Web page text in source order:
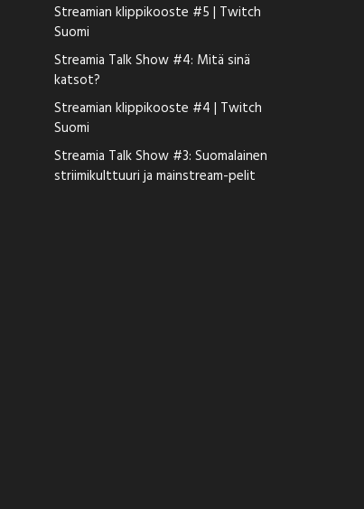
Streamian klippikooste #5 | Twitch
Suomi
Streamia Talk Show #4: Mitä sinä
katsot?
Streamian klippikooste #4 | Twitch
Suomi
Streamia Talk Show #3: Suomalainen
striimikulttuuri ja mainstream-pelit